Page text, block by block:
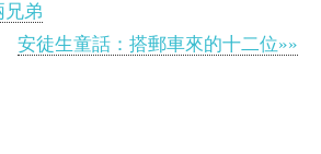
兄弟
安徒生童話：搭郵車來的十二位»»